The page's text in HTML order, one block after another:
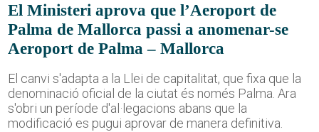
El Ministeri aprova que l’Aeroport de
Palma de Mallorca passi a anomenar-se
Aeroport de Palma – Mallorca
El canvi s'adapta a la Llei de capitalitat, que fixa que la
denominació oficial de la ciutat és només Palma. Ara
s'obri un període d'al·legacions abans que la
modificació es pugui aprovar de manera definitiva.